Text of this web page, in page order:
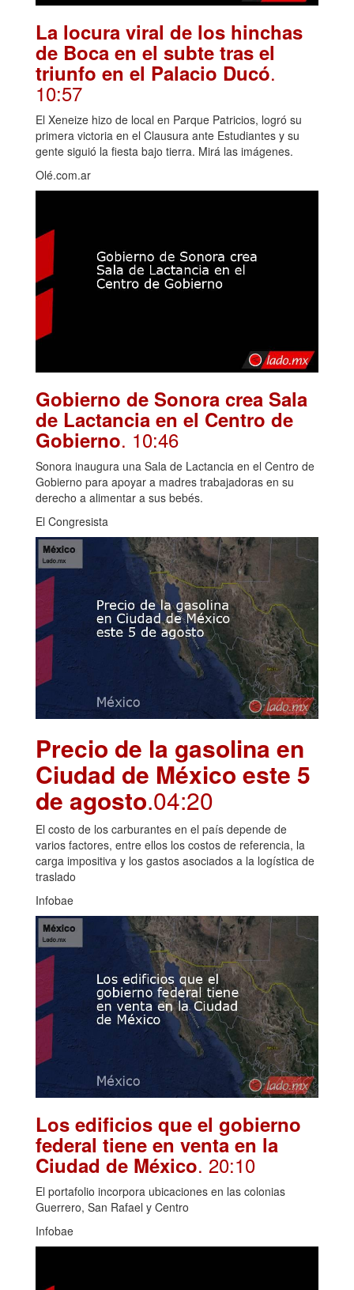
La locura viral de los hinchas
de Boca en el subte tras el
triunfo en el Palacio Ducó.
10:57
El Xeneize hizo de local en Parque Patricios, logró su
primera victoria en el Clausura ante Estudiantes y su
gente siguió la fiesta bajo tierra. Mirá las imágenes.
Olé.com.ar
Gobierno de Sonora crea Sala
de Lactancia en el Centro de
Gobierno. 10:46
Sonora inaugura una Sala de Lactancia en el Centro de
Gobierno para apoyar a madres trabajadoras en su
derecho a alimentar a sus bebés.
El Congresista
Precio de la gasolina en
Ciudad de México este 5
de agosto.04:20
El costo de los carburantes en el país depende de
varios factores, entre ellos los costos de referencia, la
carga impositiva y los gastos asociados a la logística de
traslado
Infobae
Los edificios que el gobierno
federal tiene en venta en la
Ciudad de México. 20:10
El portafolio incorpora ubicaciones en las colonias
Guerrero, San Rafael y Centro
Infobae